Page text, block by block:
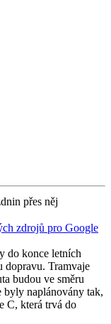
přes něj
zdrojů pro Google
do konce letních
dopravu. Tramvaje
budou ve směru
byly naplánovány tak,
C, která trvá do